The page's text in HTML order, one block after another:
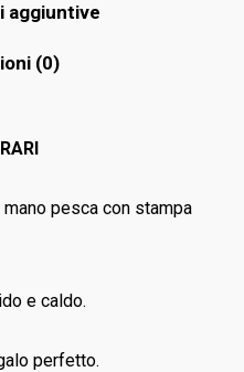
aggiuntive
(0)
pesca con stampa
e caldo.
perfetto.